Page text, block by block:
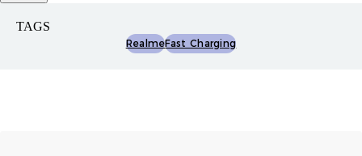
TAGS
RealmeFast Charging